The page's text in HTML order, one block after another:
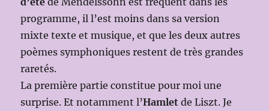
programme, il l’est moins dans sa version
mixte texte et musique, et que les deux autres
poèmes symphoniques restent de très grandes
raretés.
La première partie constitue pour moi une
surprise. Et notamment l’Hamlet de Liszt. Je